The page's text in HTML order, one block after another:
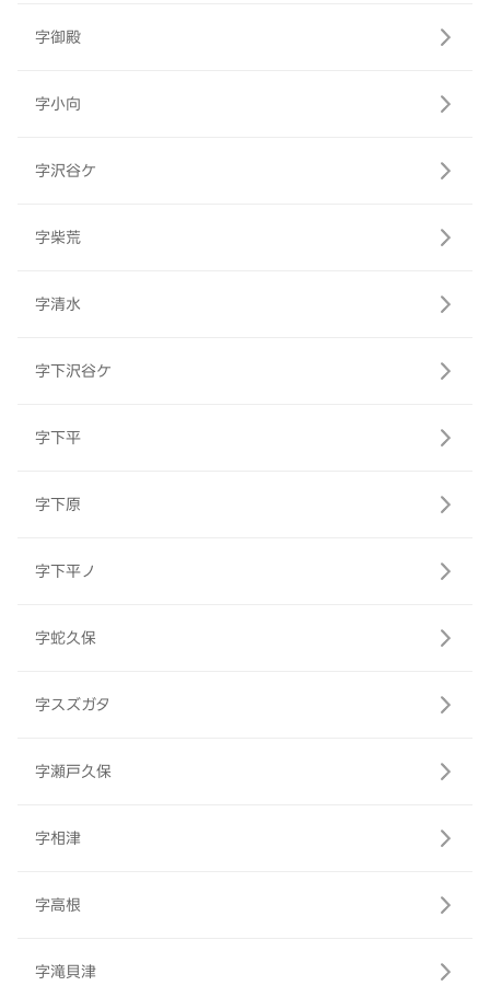
字御殿
字小向
字沢谷ケ
字柴荒
字清水
字下沢谷ケ
字下平
字下原
字下平ノ
字蛇久保
字スズガタ
字瀬戸久保
字相津
字高根
字滝貝津